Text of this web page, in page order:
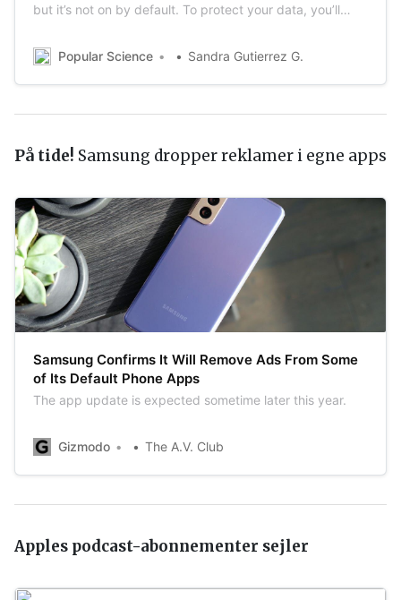
but it’s not on by default. To protect your data, you’ll
Popular Science
Sandra Gutierrez G.
På tide! Samsung dropper reklamer i egne apps
Samsung Confirms It Will Remove Ads From Some
of Its Default Phone Apps
The app update is expected sometime later this year.
Gizmodo The A.V. Club
Apples podcast-abonnementer sejler